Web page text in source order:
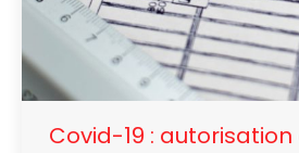
Covid-19 :